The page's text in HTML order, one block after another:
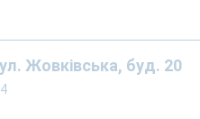
Жовківська, буд. 20